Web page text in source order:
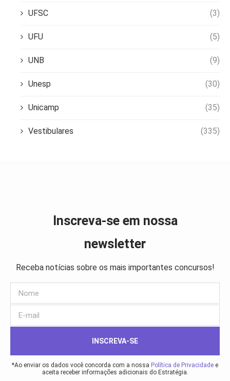
UFSC (3)
UFU (5)
UNB (9)
Unesp (30)
Unicamp (35)
Vestibulares (335)
Inscreva-se em nossa
newsletter
Receba notícias sobre os mais importantes concursos!
INSCREVA-SE
*Ao enviar os dados você concorda com a nossa Política de Privacidade e
aceita receber informações adicionais do Estratégia.